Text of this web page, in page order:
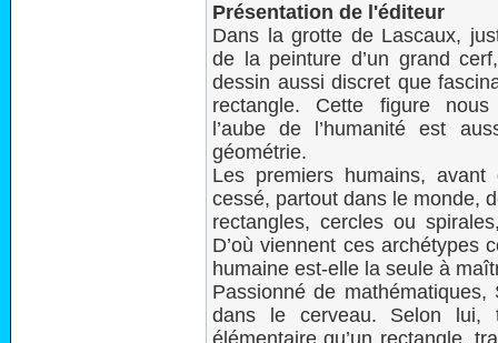
Présentation de l'éditeur
Dans la grotte de Lascaux,
de la peinture d’un grand
dessin aussi discret que
rectangle. Cette figure
l’aube de l’humanité est
géométrie.
Les premiers humains, avant
cessé, partout dans le monde,
rectangles, cercles ou
D’où viennent ces archétypes
humaine est-elle la seule à
Passionné de
dans le cerveau. Selon lui,
élémentaire qu’un rectangle,